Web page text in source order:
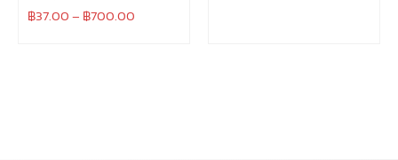
฿37.00– ฿700.00